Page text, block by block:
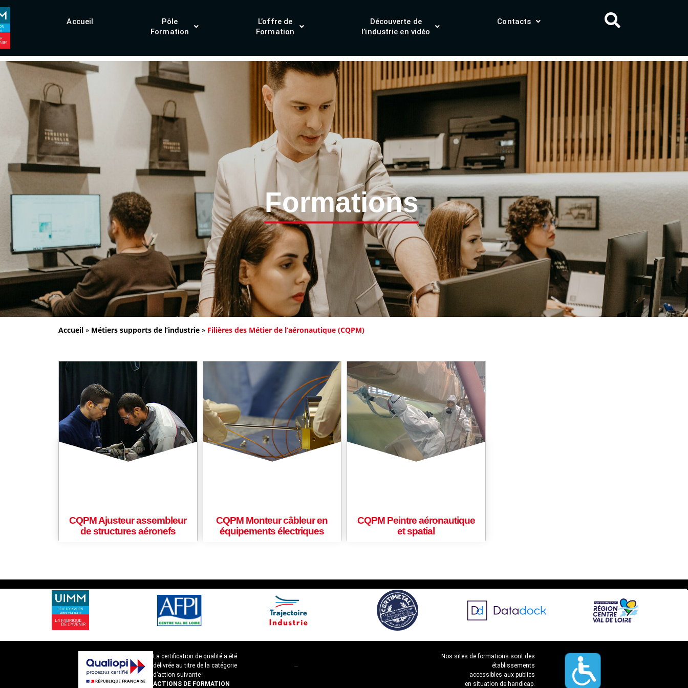
Accueil
Pôle
Formation
L’offre de
Formation
Découverte de
l’industrie en vidéo
Contacts
Formations
Accueil » Métiers supports de l’industrie » Filières des Métier de l’aéronautique (CQPM)
CQPM Ajusteur assembleur
de structures aéronefs
CQPM Monteur câbleur en
équipements électriques
CQPM Peintre aéronautique
et spatial
La certification de qualité a été
délivrée au titre de la catégorie
d’action suivante :
ACTIONS DE FORMATION
–
Nos sites de formations sont des
établissements
accessibles aux publics
en situation de handicap.